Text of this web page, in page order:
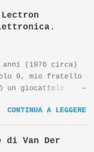
anni (1976 circa)
9, mio fratello
un giocattolo
l'elettronica
mente
Gregor e dal
(top
CONTINUA A LEGGERE
di Van Der